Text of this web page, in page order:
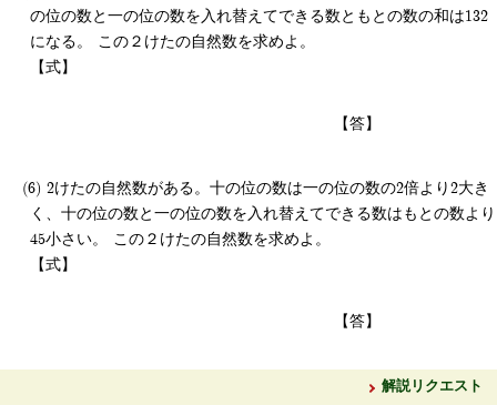
の位の数と一の位の数を入れ替えてできる数ともとの数の和は132
になる。 この２けたの自然数を求めよ。
【式】
【答】
2けたの自然数がある。十の位の数は一の位の数の2倍より2大き
く、十の位の数と一の位の数を入れ替えてできる数はもとの数より
45小さい。 この２けたの自然数を求めよ。
【式】
【答】
解説リクエスト